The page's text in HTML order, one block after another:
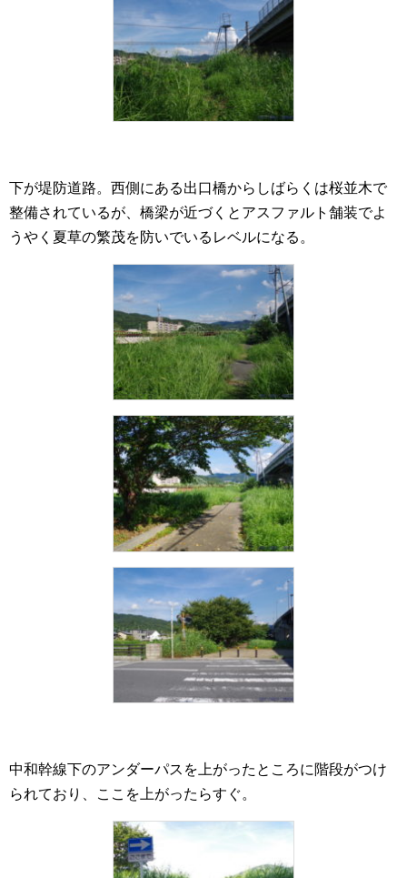
下が堤防道路。西側にある出口橋からしばらくは桜並木で
整備されているが、橋梁が近づくとアスファルト舗装でよ
うやく夏草の繁茂を防いでいるレベルになる。
中和幹線下のアンダーパスを上がったところに階段がつけ
られており、ここを上がったらすぐ。